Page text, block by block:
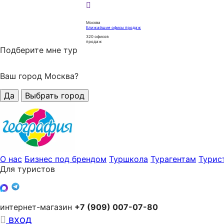
Москва
Ближайшие офисы продаж
320 офисов
продаж
Подберите мне тур
Ваш город Москва?
Да
Выбрать город
О нас Бизнес под брендом Туршкола Турагентам
Для туристов
интернет-магазин +7 (909) 007-07-80
вход